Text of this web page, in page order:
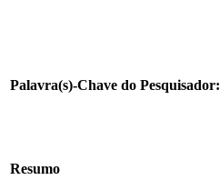
Palavra(s)-Chave do Pesquisador:
Resumo